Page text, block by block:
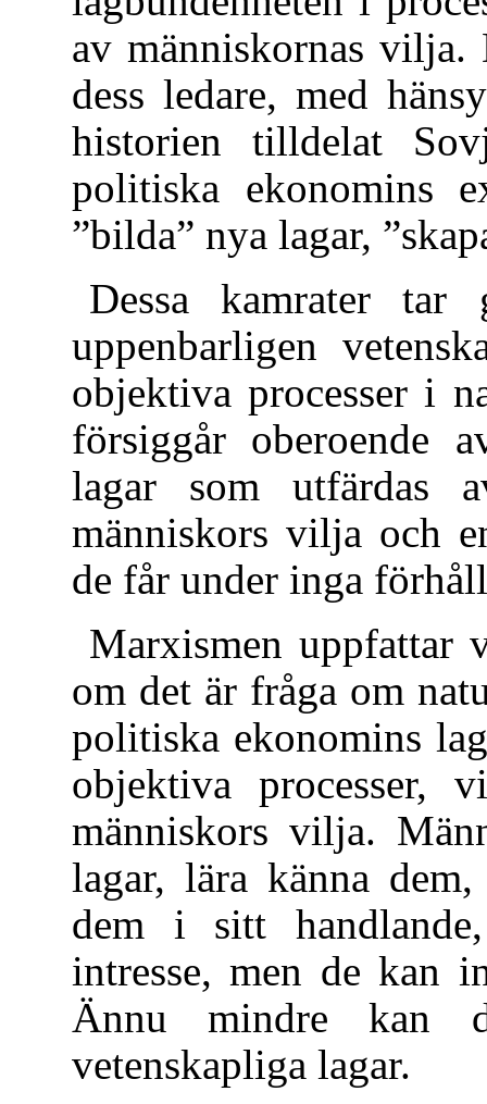
av människornas vilja.
dess ledare, med
historien tilldelat
politiska ekonomins
”bilda” nya lagar,
Dessa kamrater
uppenbarligen
objektiva processer i
försiggår oberoende
lagar som utfärdas
människors vilja och
de får under inga
Marxismen uppfattar
om det är fråga om
politiska ekonomins
objektiva processer,
människors vilja.
lagar, lära känna
dem i sitt
intresse, men de kan
Ännu mindre kan
vetenskapliga lagar.